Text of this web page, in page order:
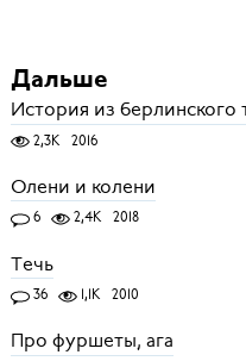
Дальше
История из берлинского
2,3K 2016
Олени и колени
6 2,4K 2018
Течь
36 1,1K 2010
Про фуршеты, ага